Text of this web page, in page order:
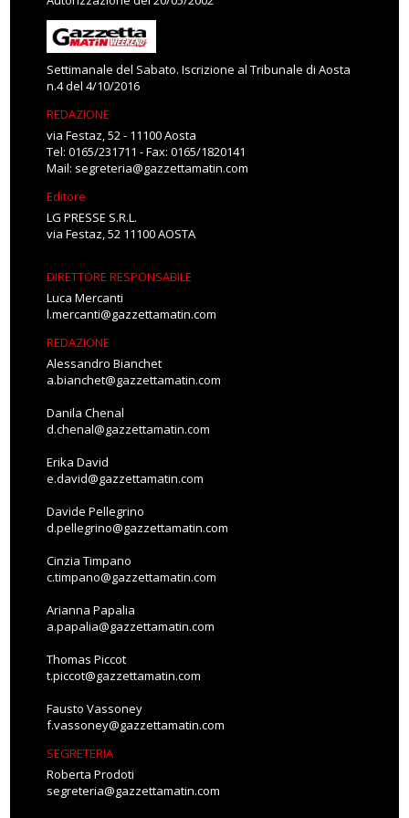
Settimanale del Sabato. Iscrizione al Tribunale di Aosta
n.4 del 4/10/2016
REDAZIONE
via Festaz, 52 - 11100 Aosta
Tel: 0165/231711 - Fax: 0165/1820141
Mail: segreteria@gazzettamatin.com
Editore
LG PRESSE S.R.L.
via Festaz, 52 11100 AOSTA
DIRETTORE RESPONSABILE
Luca Mercanti
l.mercanti@gazzettamatin.com
REDAZIONE
Alessandro Bianchet
a.bianchet@gazzettamatin.com
Danila Chenal
d.chenal@gazzettamatin.com
Erika David
e.david@gazzettamatin.com
Davide Pellegrino
d.pellegrino@gazzettamatin.com
Cinzia Timpano
c.timpano@gazzettamatin.com
Arianna Papalia
a.papalia@gazzettamatin.com
Thomas Piccot
t.piccot@gazzettamatin.com
Fausto Vassoney
f.vassoney@gazzettamatin.com
SEGRETERIA
Roberta Prodoti
segreteria@gazzettamatin.com